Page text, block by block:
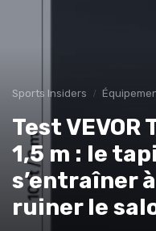
Sports Insiders
Test
1,5 m : le
s’entraîner
ruiner le